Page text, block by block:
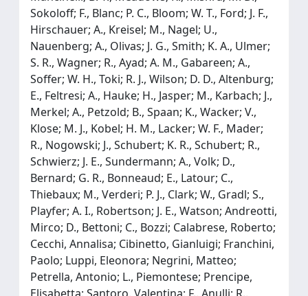
Sokoloff; F., Blanc; P. C., Bloom; W. T., Ford; J. F.,
Hirschauer; A., Kreisel; M., Nagel; U.,
Nauenberg; A., Olivas; J. G., Smith; K. A., Ulmer;
S. R., Wagner; R., Ayad; A. M., Gabareen; A.,
Soffer; W. H., Toki; R. J., Wilson; D. D., Altenburg;
E., Feltresi; A., Hauke; H., Jasper; M., Karbach; J.,
Merkel; A., Petzold; B., Spaan; K., Wacker; V.,
Klose; M. J., Kobel; H. M., Lacker; W. F., Mader;
R., Nogowski; J., Schubert; K. R., Schubert; R.,
Schwierz; J. E., Sundermann; A., Volk; D.,
Bernard; G. R., Bonneaud; E., Latour; C.,
Thiebaux; M., Verderi; P. J., Clark; W., Gradl; S.,
Playfer; A. I., Robertson; J. E., Watson; Andreotti,
Mirco; D., Bettoni; C., Bozzi; Calabrese, Roberto;
Cecchi, Annalisa; Cibinetto, Gianluigi; Franchini,
Paolo; Luppi, Eleonora; Negrini, Matteo;
Petrella, Antonio; L., Piemontese; Prencipe,